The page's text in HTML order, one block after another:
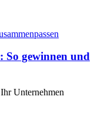
So gewinnen und
Unternehmen